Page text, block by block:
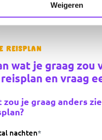
Weigeren
reisplan
wat je graag zou
en vraag
zou je graag anders
nachten*